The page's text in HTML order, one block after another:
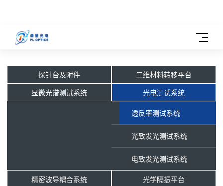
探针台及附件
二维材料转移平台
显微光谱测试系统
光电测试系统
透反率测试系统
光致发光测试系统
电致发光测试系统
精密波导耦合系统
光学隔振平台